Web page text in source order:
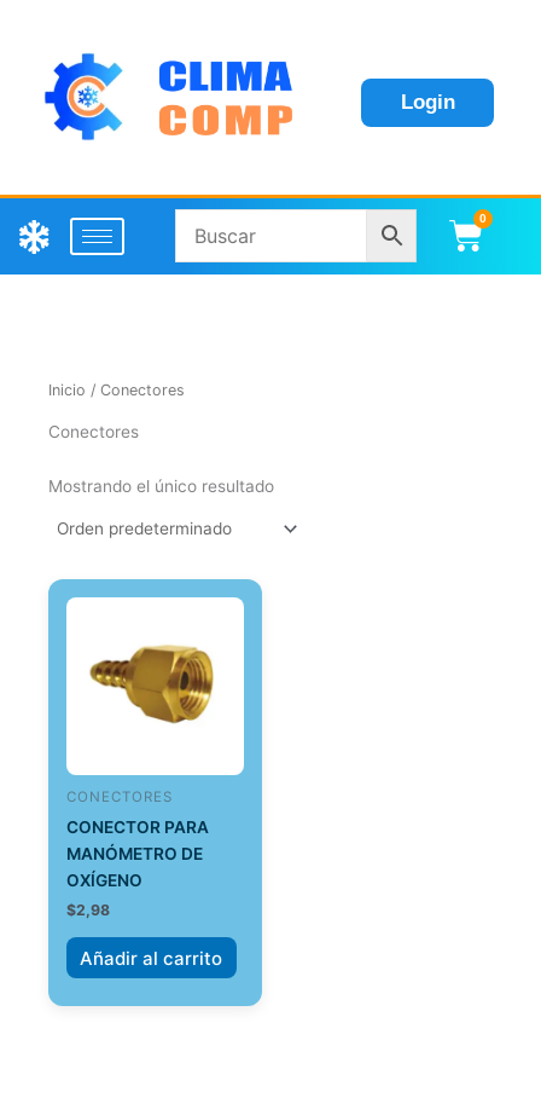
Login
0
Inicio / Conectores
Conectores
Mostrando el único resultado
CONECTORES
CONECTOR PARA
MANÓMETRO DE
OXÍGENO
$2,98
Añadir al carrito